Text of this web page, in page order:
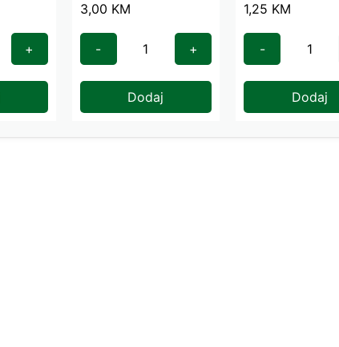
+
3,00 KM
- +
Dodaj
1,25 KM
-
Dodaj